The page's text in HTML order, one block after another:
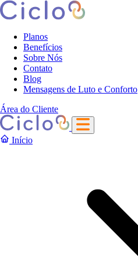
Planos
Benefícios
Sobre Nós
Contato
Blog
Mensagens de Luto e Conforto
Área do Cliente
Início